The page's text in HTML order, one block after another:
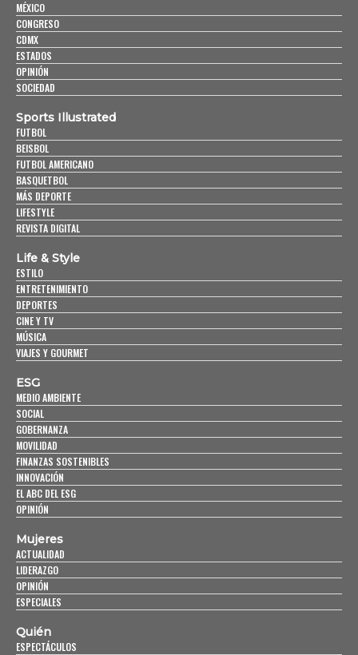
MÉXICO
CONGRESO
CDMX
ESTADOS
OPINIÓN
SOCIEDAD
Sports Illustrated
FUTBOL
BEISBOL
FUTBOL AMERICANO
BASQUETBOL
MÁS DEPORTE
LIFESTYLE
REVISTA DIGITAL
Life & Style
ESTILO
ENTRETENIMIENTO
DEPORTES
CINE Y TV
MÚSICA
VIAJES Y GOURMET
ESG
MEDIO AMBIENTE
SOCIAL
GOBERNANZA
MOVILIDAD
FINANZAS SOSTENIBLES
INNOVACIÓN
EL ABC DEL ESG
OPINIÓN
Mujeres
ACTUALIDAD
LIDERAZGO
OPINIÓN
ESPECIALES
Quién
ESPECTÁCULOS